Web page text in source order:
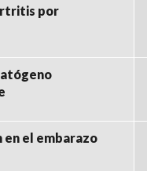
por
el embarazo